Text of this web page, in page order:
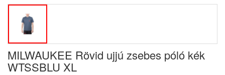
MILWAUKEE Rövid ujjú zsebes póló kék
WTSSBLU XL